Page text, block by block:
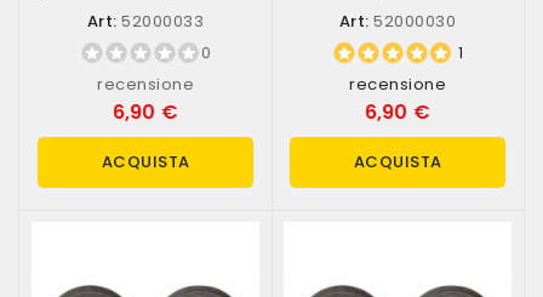
Art: 52000033
0
recensione
6,90 €
ACQUISTA
Art: 52000030
1
recensione
6,90 €
ACQUISTA